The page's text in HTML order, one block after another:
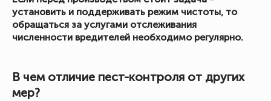
установить и поддерживать режим чистоты, то
обращаться за услугами отслеживания
численности вредителей необходимо регулярно.
В чем отличие пест-контроля от других
мер?